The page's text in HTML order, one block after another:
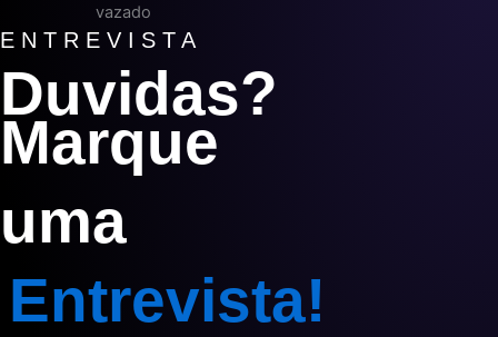
ENTREVISTA
Duvidas?
Marque
uma
Entrevista!